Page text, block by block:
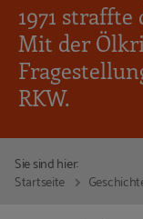
1971
Mit der
RKW.
Sie sind hier:
Startseite